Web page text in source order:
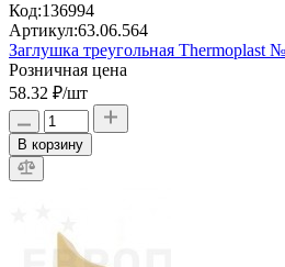
Код:136994
Артикул:63.06.564
Заглушка треугольная Thermoplast
Розничная цена
58.32 ₽/шт
В корзину